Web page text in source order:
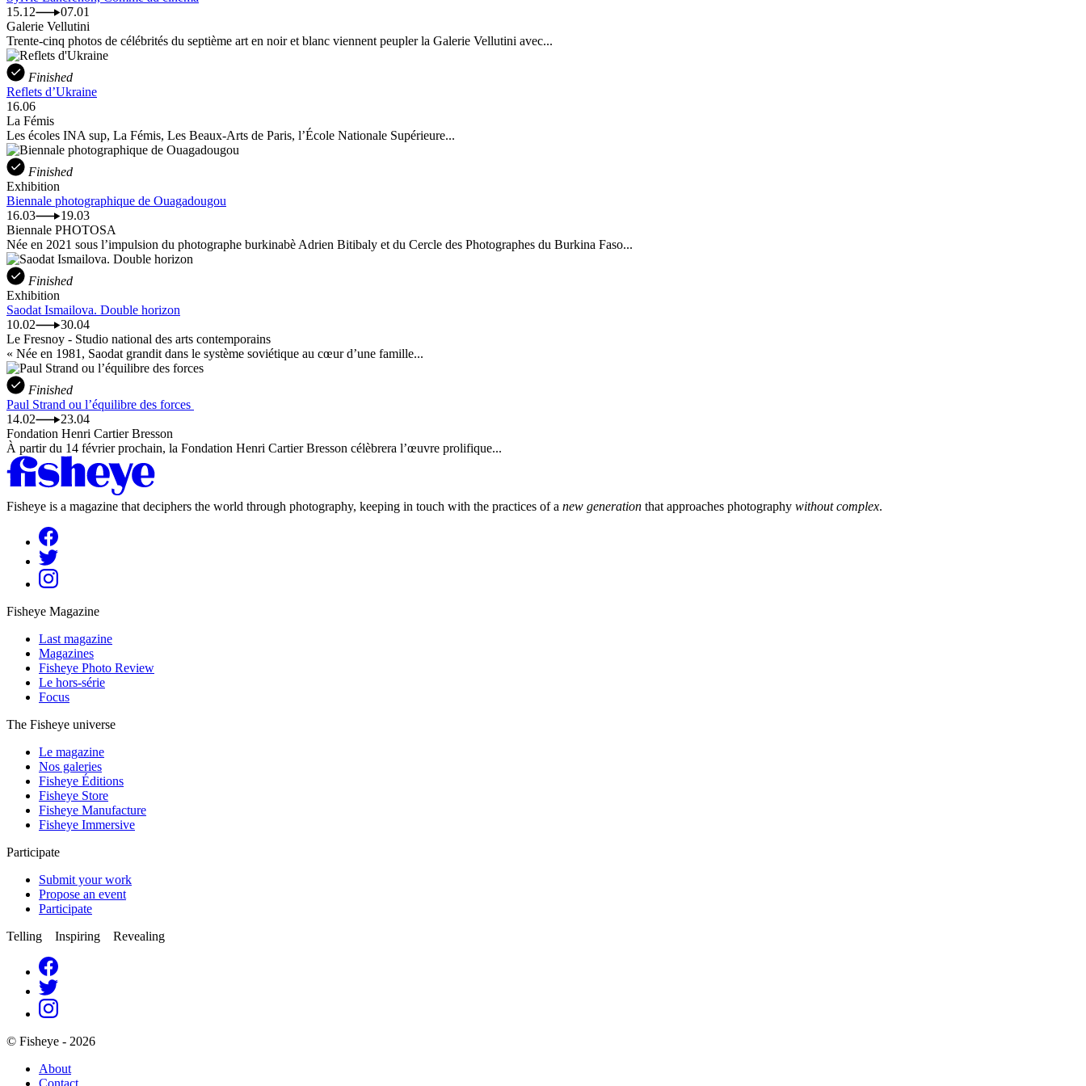
15.12
07.01
Galerie Vellutini
Trente-cinq photos de célébrités du septième art en noir et blanc viennent peupler la Galerie Vellutini avec...
Finished
Reflets d’Ukraine
16.06
La Fémis
Les écoles INA sup, La Fémis, Les Beaux-Arts de Paris, l’École Nationale Supérieure...
Finished
Exhibition
Biennale photographique de Ouagadougou
16.03
19.03
Biennale PHOTOSA
Née en 2021 sous l’impulsion du photographe burkinabè Adrien Bitibaly et du Cercle des Photographes du Burkina Faso...
Finished
Exhibition
Saodat Ismailova. Double horizon
10.02
30.04
Le Fresnoy - Studio national des arts contemporains
« Née en 1981, Saodat grandit dans le système soviétique au cœur d’une famille...
Finished
Paul Strand ou l’équilibre des forces
14.02
23.04
Fondation Henri Cartier Bresson
À partir du 14 février prochain, la Fondation Henri Cartier Bresson célèbrera l’œuvre prolifique...
Fisheye is a magazine that deciphers the world through photography, keeping in touch with the practices of a new generation that approaches photography without complex.
Fisheye Magazine
Last magazine
Magazines
Fisheye Photo Review
Le hors-série
Focus
The Fisheye universe
Le magazine
Nos galeries
Fisheye Éditions
Fisheye Store
Fisheye Manufacture
Fisheye Immersive
Participate
Submit your work
Propose an event
Participate
Telling Inspiring Revealing
© Fisheye - 2026
About
Contact